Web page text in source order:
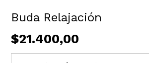
Buda Relajación
$21.400,00